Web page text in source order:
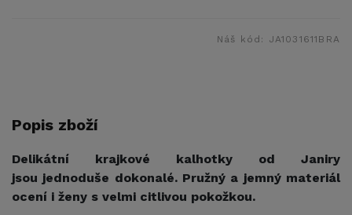
Náš kód: JA1031611BRA
Popis zboží
Delikátní krajkové kalhotky od Janiry
jsou jednoduše dokonalé. Pružný a jemný materiál
ocení i ženy s velmi citlivou pokožkou.